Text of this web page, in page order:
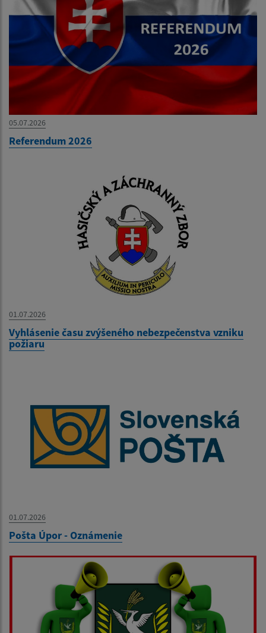
05.07.2026
Referendum 2026
01.07.2026
Vyhlásenie času zvýšeného nebezpečenstva vzniku
požiaru
01.07.2026
Pošta Úpor - Oznámenie